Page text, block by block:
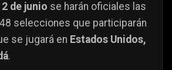
2 de junio se harán oficiales las
selecciones que participarán
se jugará en Estados Unidos,
.